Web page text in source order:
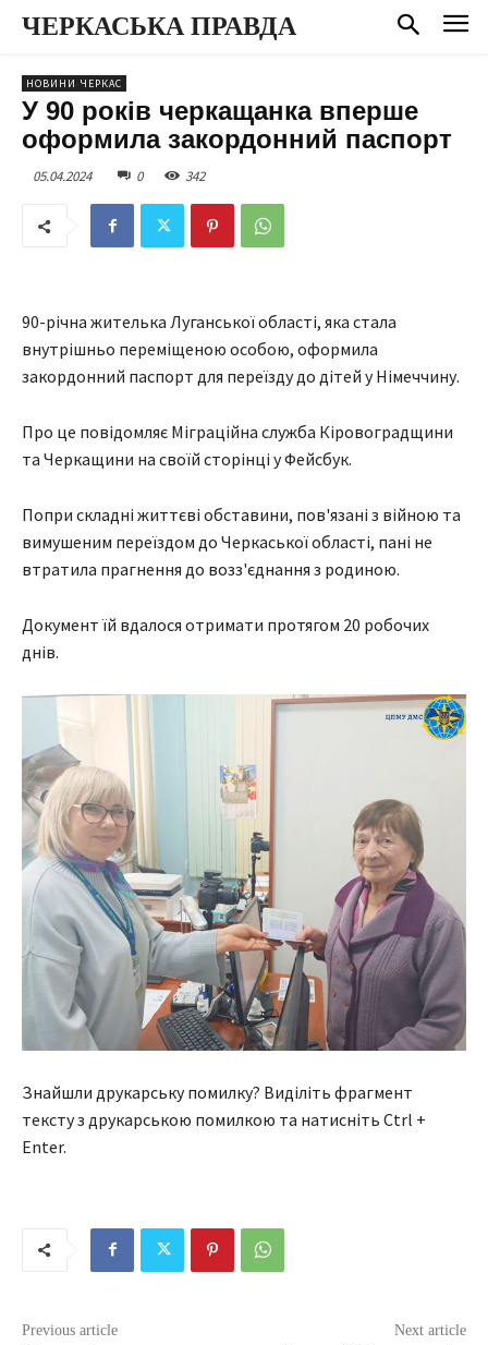
ЧЕРКАСЬКА ПРАВДА
НОВИНИ ЧЕРКАС
У 90 років черкащанка вперше
оформила закордонний паспорт
05.04.2024 0 342
90-річна жителька Луганської області, яка стала
внутрішньо переміщеною особою, оформила
закордонний паспорт для переїзду до дітей у Німеччину.
Про це повідомляє Міграційна служба Кіровоградщини
та Черкащини на своїй сторінці у Фейсбук.
Попри складні життєві обставини, пов'язані з війною та
вимушеним переїздом до Черкаської області, пані не
втратила прагнення до возз'єднання з родиною.
Документ їй вдалося отримати протягом 20 робочих
днів.
Знайшли друкарську помилку? Виділіть фрагмент
тексту з друкарською помилкою та натисніть Ctrl +
Enter.
Previous article Next article